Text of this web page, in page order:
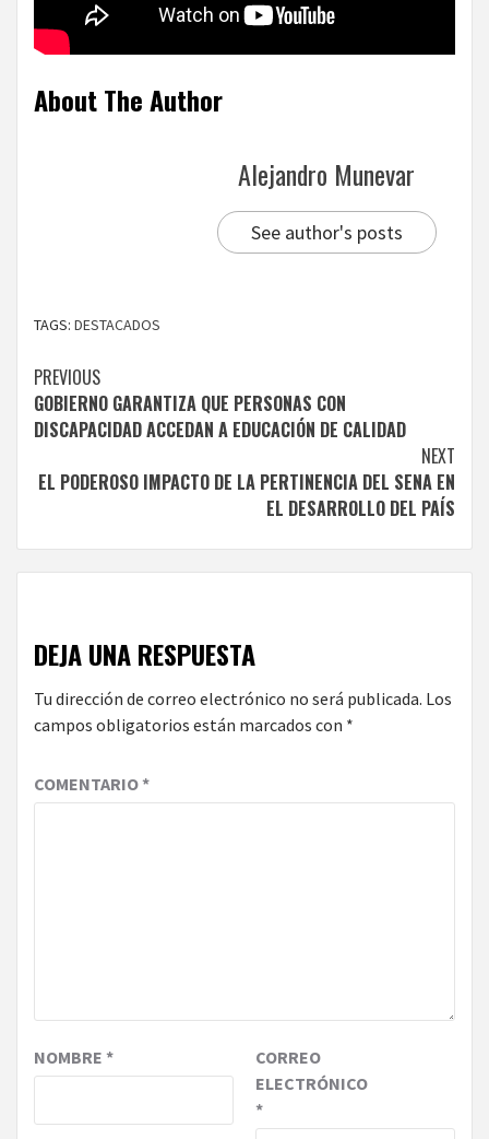
About The Author
Alejandro Munevar
See author's posts
TAGS: DESTACADOS
Continue
Reading
PREVIOUS
GOBIERNO GARANTIZA QUE PERSONAS CON
DISCAPACIDAD ACCEDAN A EDUCACIÓN DE CALIDAD
NEXT
EL PODEROSO IMPACTO DE LA PERTINENCIA DEL SENA EN
EL DESARROLLO DEL PAÍS
DEJA UNA RESPUESTA
Tu dirección de correo electrónico no será publicada. Los
campos obligatorios están marcados con *
COMENTARIO*
NOMBRE *
CORREO
ELECTRÓNICO
*